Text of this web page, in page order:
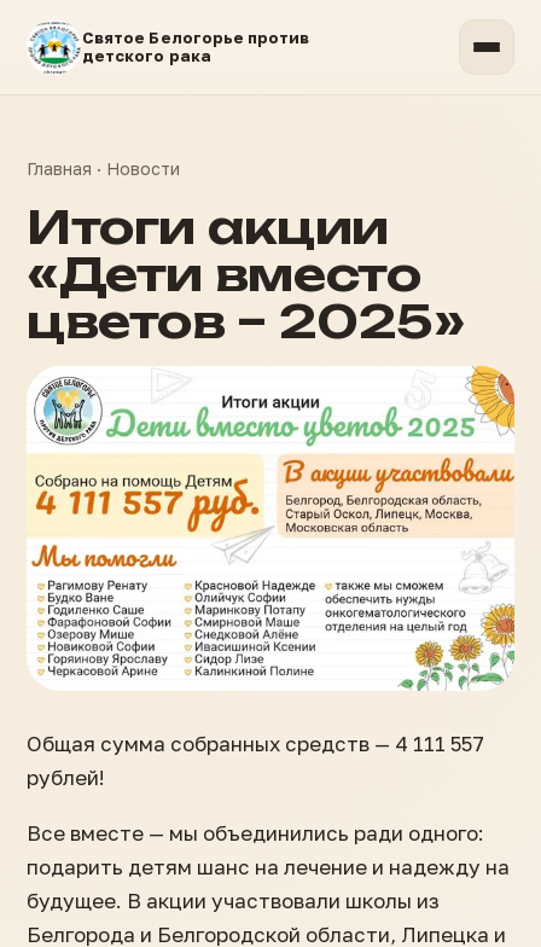
Святое Белогорье против
детского рака
Главная · Новости
Итоги акции
«Дети вместо
цветов – 2025»
Общая сумма собранных средств — 4 111 557
рублей!
Все вместе — мы объединились ради одного:
подарить детям шанс на лечение и надежду на
будущее. В акции участвовали школы из
Белгорода и Белгородской области, Липецка и